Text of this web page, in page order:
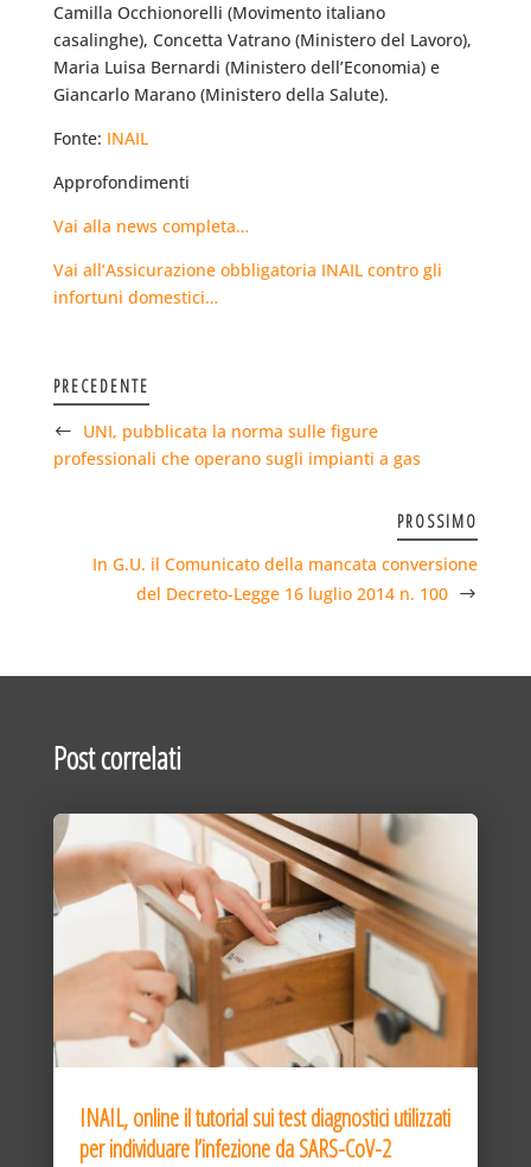
Camilla Occhionorelli (Movimento italiano
casalinghe), Concetta Vatrano (Ministero del Lavoro),
Maria Luisa Bernardi (Ministero dell’Economia) e
Giancarlo Marano (Ministero della Salute).
Fonte: INAIL
Approfondimenti
Vai alla news completa…
Vai all’Assicurazione obbligatoria INAIL contro gli
infortuni domestici…
PRECEDENTE
UNI, pubblicata la norma sulle figure
professionali che operano sugli impianti a gas
PROSSIMO
In G.U. il Comunicato della mancata conversione
del Decreto-Legge 16 luglio 2014 n. 100
Post correlati
INAIL, online il tutorial sui test diagnostici utilizzati
per individuare l’infezione da SARS-CoV-2